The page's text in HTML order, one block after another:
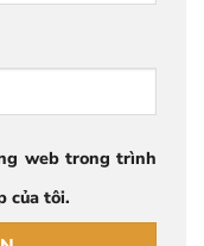
web trong trình
của tôi.